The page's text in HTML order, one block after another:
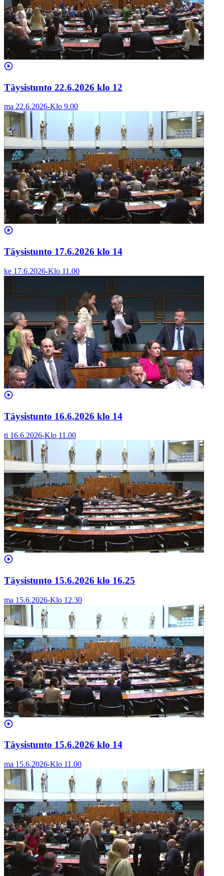
Täysistunto 22.6.2026 klo 12
ma 22.6.2026-Klo 9.00
Täysistunto 17.6.2026 klo 14
ke 17.6.2026-Klo 11.00
Täysistunto 16.6.2026 klo 14
ti 16.6.2026-Klo 11.00
Täysistunto 15.6.2026 klo 16.25
ma 15.6.2026-Klo 12.30
Täysistunto 15.6.2026 klo 14
ma 15.6.2026-Klo 11.00